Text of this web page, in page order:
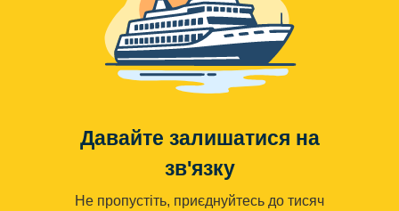
Давайте залишатися на
зв'язку
Не пропустіть, приєднуйтесь до тисяч